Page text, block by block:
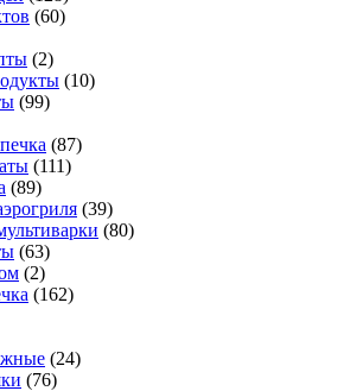
(60)
(2)
(10)
(99)
(87)
(111)
(89)
(39)
(80)
(63)
(2)
(162)
(24)
(76)